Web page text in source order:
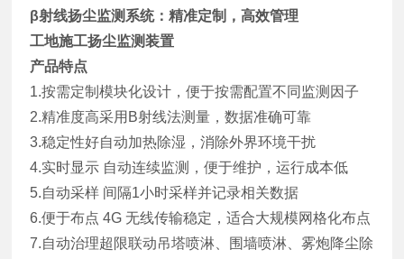
β射线扬尘监测系统：精准定制，高效管理
工地施工扬尘监测装置
产品特点
1.按需定制模块化设计，便于按需配置不同监测因子
2.精准度高采用B射线法测量，数据准确可靠
3.稳定性好自动加热除湿，消除外界环境干扰
4.实时显示 自动连续监测，便于维护，运行成本低
5.自动采样 间隔1小时采样并记录相关数据
6.便于布点 4G 无线传输稳定，适合大规模网格化布点
7.自动治理超限联动吊塔喷淋、围墙喷淋、雾炮降尘除